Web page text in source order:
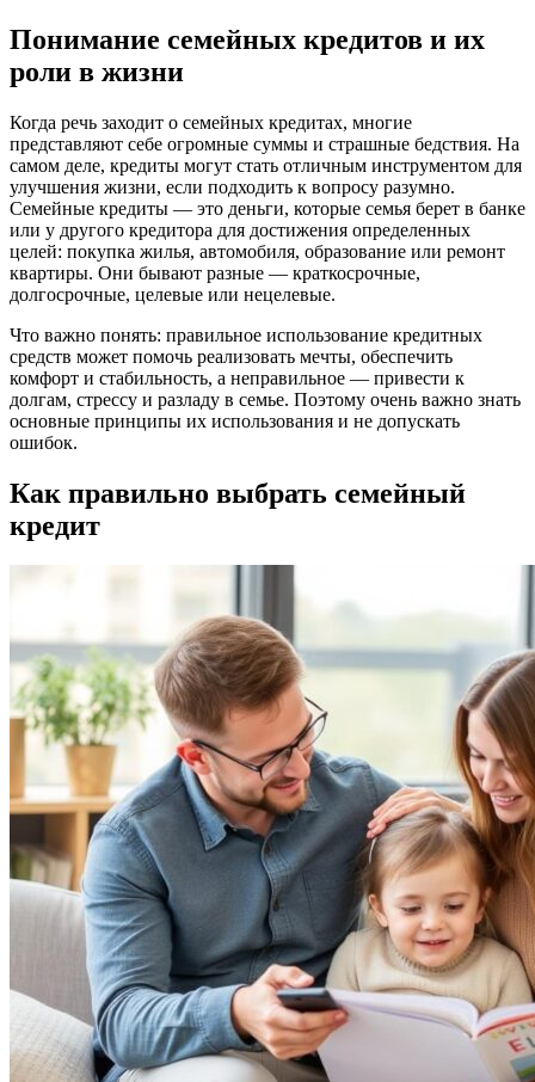
Понимание семейных кредитов и их
роли в жизни
Когда речь заходит о семейных кредитах, многие
представляют себе огромные суммы и страшные бедствия. На
самом деле, кредиты могут стать отличным инструментом для
улучшения жизни, если подходить к вопросу разумно.
Семейные кредиты — это деньги, которые семья берет в банке
или у другого кредитора для достижения определенных
целей: покупка жилья, автомобиля, образование или ремонт
квартиры. Они бывают разные — краткосрочные,
долгосрочные, целевые или нецелевые.
Что важно понять: правильное использование кредитных
средств может помочь реализовать мечты, обеспечить
комфорт и стабильность, а неправильное — привести к
долгам, стрессу и разладу в семье. Поэтому очень важно знать
основные принципы их использования и не допускать
ошибок.
Как правильно выбрать семейный
кредит